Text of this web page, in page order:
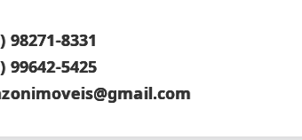
98271-8331
99642-5425